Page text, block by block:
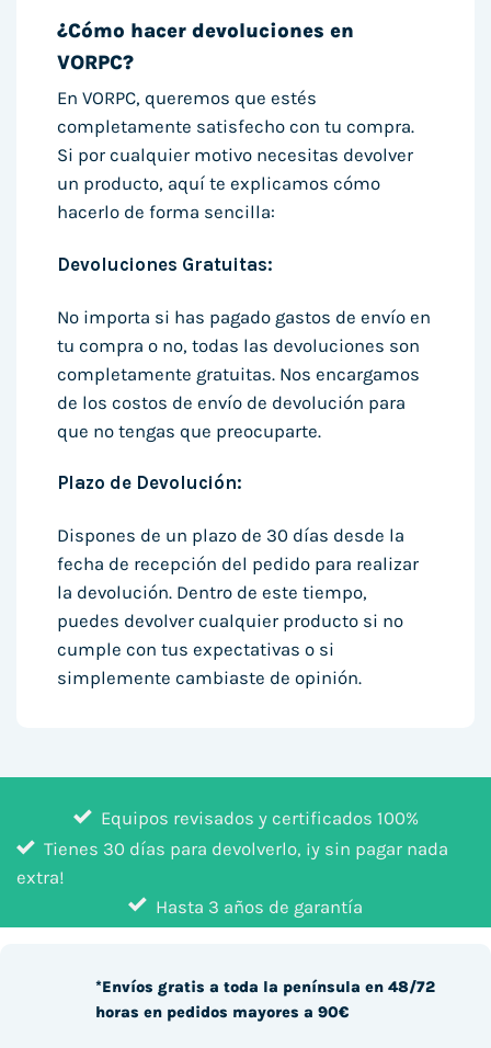
¿Cómo hacer devoluciones en
VORPC?
En VORPC, queremos que estés
completamente satisfecho con tu compra.
Si por cualquier motivo necesitas devolver
un producto, aquí te explicamos cómo
hacerlo de forma sencilla:
Devoluciones Gratuitas:
No importa si has pagado gastos de envío en
tu compra o no, todas las devoluciones son
completamente gratuitas. Nos encargamos
de los costos de envío de devolución para
que no tengas que preocuparte.
Plazo de Devolución:
Dispones de un plazo de 30 días desde la
fecha de recepción del pedido para realizar
la devolución. Dentro de este tiempo,
puedes devolver cualquier producto si no
cumple con tus expectativas o si
simplemente cambiaste de opinión.
Equipos revisados y certificados 100%
Tienes 30 días para devolverlo, ¡y sin pagar nada
extra!
Hasta 3 años de garantía
*Envíos gratis a toda la península en 48/72
horas en pedidos mayores a 90€